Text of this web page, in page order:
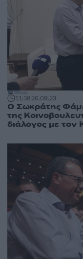
11:3826.09.23
Ο Σωκράτης
της
διάλογος με